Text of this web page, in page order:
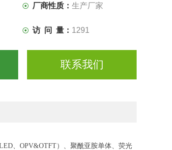
厂商性质：生产厂家
访 问 量： 1291
联系我们
、OPV&OTFT）、聚酰亚胺单体、荧光